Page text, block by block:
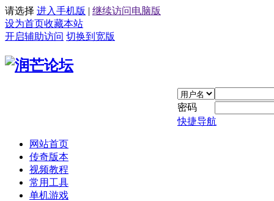
请选择 进入手机版 | 继续访问电脑版
设为首页收藏本站
开启辅助访问 切换到宽版
密码
快捷导航
网站首页
传奇版本
视频教程
常用工具
单机游戏